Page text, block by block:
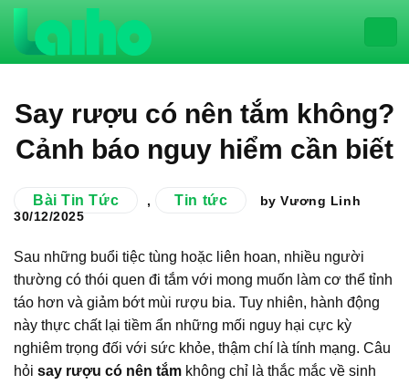
Chuyển
nội
Say rượu có nên tắm không?
Cảnh báo nguy hiểm cần biết
Bài Tin Tức , Tin tức
by Vương Linh
30/12/2025
Sau những buổi tiệc tùng hoặc liên hoan, nhiều người
thường có thói quen đi tắm với mong muốn làm cơ thể tỉnh
táo hơn và giảm bớt mùi rượu bia. Tuy nhiên, hành động
này thực chất lại tiềm ẩn những mối nguy hại cực kỳ
nghiêm trọng đối với sức khỏe, thậm chí là tính mạng. Câu
hỏi say rượu có nên tắm không chỉ là thắc mắc về sinh